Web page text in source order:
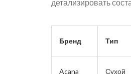
детализировать
Бренд Тип
Acana Сухой